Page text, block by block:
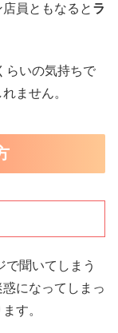
員ともなると ラ
らいの気持ちで
ません。
で聞いてしまう
になってしまっ
す。